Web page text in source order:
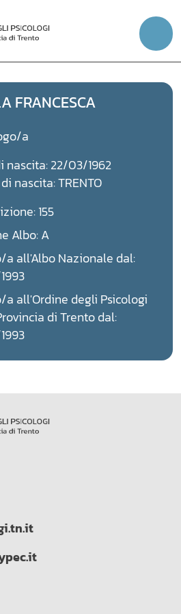
FRANCESCA
a
nascita: 22/03/1962
nascita: TRENTO
155
Albo: A
a all'Albo Nazionale dal:
a all'Ordine degli Psicologi
di Trento dal: